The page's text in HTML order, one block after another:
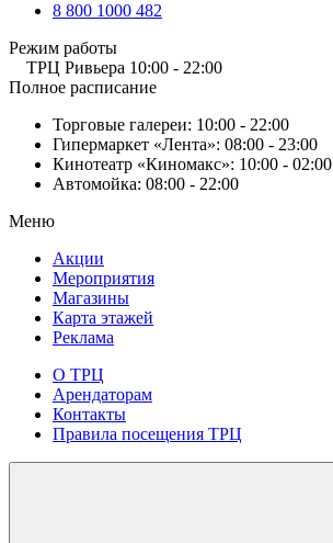
8 800 1000 482
Режим работы
ТРЦ Ривьера 10:00 - 22:00
Полное расписание
Торговые галереи: 10:00 - 22:00
Гипермаркет «Лента»: 08:00 - 23:00
Кинотеатр «Киномакс»: 10:00 - 02:00
Автомойка: 08:00 - 22:00
Меню
Акции
Мероприятия
Магазины
Карта этажей
Реклама
О ТРЦ
Арендаторам
Контакты
Правила посещения ТРЦ